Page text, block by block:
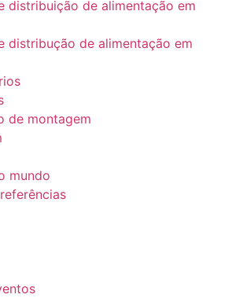
distribuição de alimentação em
distribução de alimentação em
de montagem
mundo